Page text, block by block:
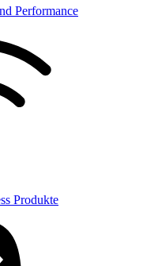
Performance
Produkte